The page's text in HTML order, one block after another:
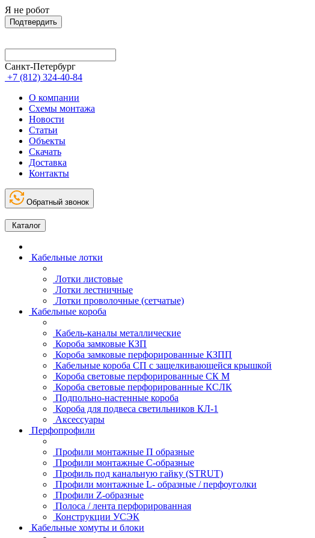
Я не робот
Подтвердить
Санкт-Петербург
+7 (812) 324-40-84
О компании
Схемы монтажа
Новости
Статьи
Объекты
Скачать
Доставка
Контакты
Обратный звонок
Каталог
Кабельные лотки
Лотки листовые
Лотки лестничные
Лотки проволочные (сетчатые)
Кабельные короба
Кабель-каналы металлические
Короба замковые КЗП
Короба замковые перфорированные КЗПП
Кабельные короба СП с защелкивающейся крышкой
Короба световые перфорированные СК М
Короба световые перфорированные КСЛК
Подпольно-настенные короба
Короба для подвеса светильников КЛ-1
Аксессуары
Перфопрофили
Профили монтажные П образные
Профили монтажные C-образные
Профиль под канальную гайку (STRUT)
Профили монтажные L- образные / перфоуголки
Профили Z-образные
Полоса / лента перфорированная
Конструкции УСЭК
Кабельные хомуты и блоки